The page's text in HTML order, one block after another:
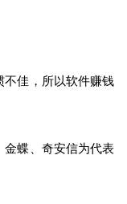
不佳，所以软件赚钱
蝶、 奇安信为代表